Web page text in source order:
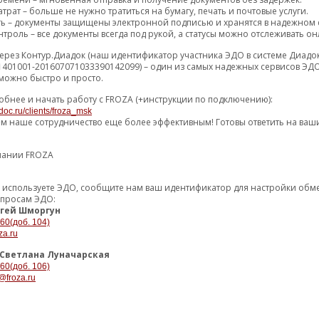
по которой российские автопроизводители должны будут открывать
с тем, что нужная информация только у официальных
— все смогут работать по тем же данным, что и официальные сервисы.
– больше не нужно тратиться на бумагу, печать и почтовые услуги.
– документы защищены электронной подписью и хранятся в надежном
– все документы всегда под рукой, а статусы можно отслеживать
Контур.Диадок (наш идентификатор участника ЭДО в системе
201607071033390142099) – один из самых надежных сервисов
быстро и просто.
и начать работу с FROZA (+инструкции по подключению):
clients/froza_msk
наше сотрудничество еще более эффективным! Готовы ответить на
FROZA
используете ЭДО, сообщите нам ваш идентификатор для настройки
ЭДО:
Шморгун
104)
Светлана Луначарская
106)